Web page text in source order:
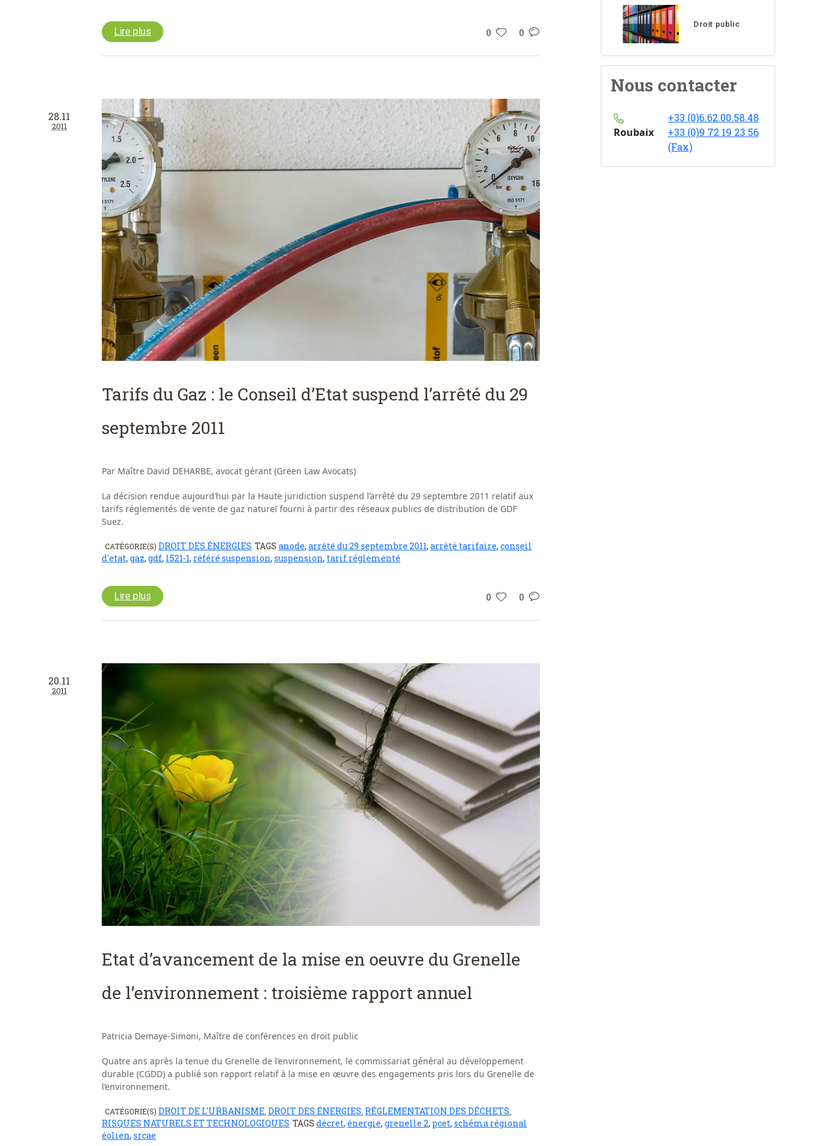
0 0
Lire plus
28.11
2011
Tarifs du Gaz : le Conseil d’Etat suspend l’arrêté du 29
septembre 2011
Par Maître David DEHARBE, avocat gérant (Green Law Avocats)
La décision rendue aujourd’hui par la Haute juridiction suspend l’arrêté du 29 septembre 2011 relatif aux
tarifs réglementés de vente de gaz naturel fourni à partir des réseaux publics de distribution de GDF
Suez.
CATÉGORIE(S) DROIT DES ÉNERGIES TAGS anode, arrêté du 29 septembre 2011, arrêté tarifaire, conseil
d'etat, gaz, gdf, l521-1, référé suspension, suspension, tarif réglementé
0 0
Lire plus
20.11
2011
Etat d’avancement de la mise en oeuvre du Grenelle
de l’environnement : troisième rapport annuel
Patricia Demaye-Simoni, Maître de conférences en droit public
Quatre ans après la tenue du Grenelle de l’environnement, le commissariat général au développement
durable (CGDD) a publié son rapport relatif à la mise en œuvre des engagements pris lors du Grenelle de
l’environnement.
CATÉGORIE(S) DROIT DE L'URBANISME DROIT DES ÉNERGIES RÉGLEMENTATION DES DÉCHETS
RISQUES NATURELS ET TECHNOLOGIQUES TAGS décret, énergie, grenelle 2, pcet, schéma régional
éolien, srcae
Droit public
Nous contacter
Roubaix
+33 (0)6.62.00.58.48
+33 (0)9 72 19 23 56
(Fax)